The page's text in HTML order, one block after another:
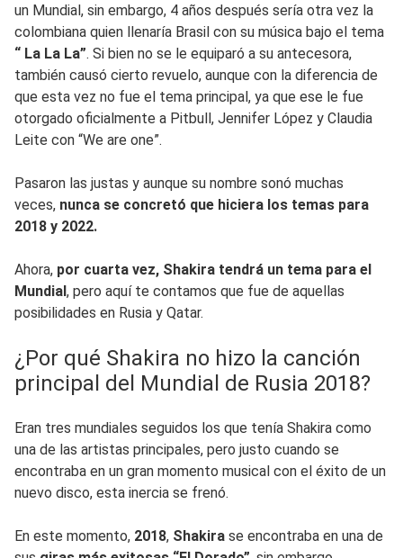
un Mundial, sin embargo, 4 años después sería otra vez la
colombiana quien llenaría Brasil con su música bajo el tema
“ La La La”. Si bien no se le equiparó a su antecesora,
también causó cierto revuelo, aunque con la diferencia de
que esta vez no fue el tema principal, ya que ese le fue
otorgado oficialmente a Pitbull, Jennifer López y Claudia
Leite con “We are one”.
Pasaron las justas y aunque su nombre sonó muchas
veces, nunca se concretó que hiciera los temas para
2018 y 2022.
Ahora, por cuarta vez, Shakira tendrá un tema para el
Mundial, pero aquí te contamos que fue de aquellas
posibilidades en Rusia y Qatar.
¿Por qué Shakira no hizo la canción
principal del Mundial de Rusia 2018?
Eran tres mundiales seguidos los que tenía Shakira como
una de las artistas principales, pero justo cuando se
encontraba en un gran momento musical con el éxito de un
nuevo disco, esta inercia se frenó.
En este momento, 2018, Shakira se encontraba en una de